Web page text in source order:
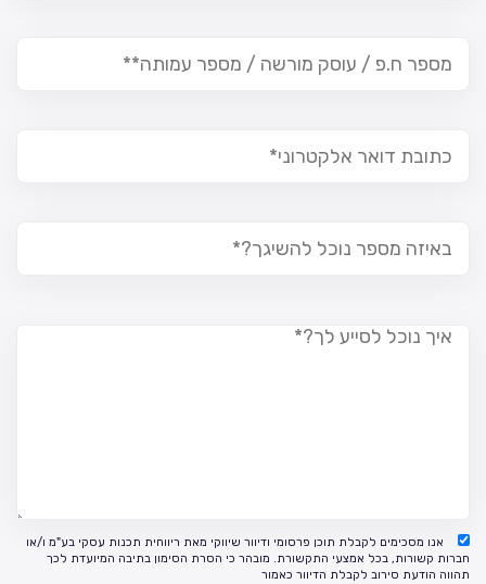
אנו מסכימים לקבלת תוכן פרסומי ודיוור שיווקי מאת ריווחית תכנות עסקי בע"מ ו/או
חברות קשורות, בכל אמצעי התקשורת. מובהר כי הסרת הסימון בתיבה המיועדת לכך
תהווה הודעת סירוב לקבלת הדיוור כאמור